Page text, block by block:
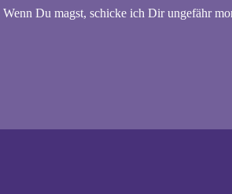
Wenn Du magst, schicke ich Dir ungefähr